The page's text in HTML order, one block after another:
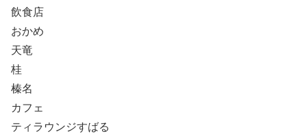
飲食店
おかめ
天竜
桂
榛名
カフェ
ティラウンジすばる